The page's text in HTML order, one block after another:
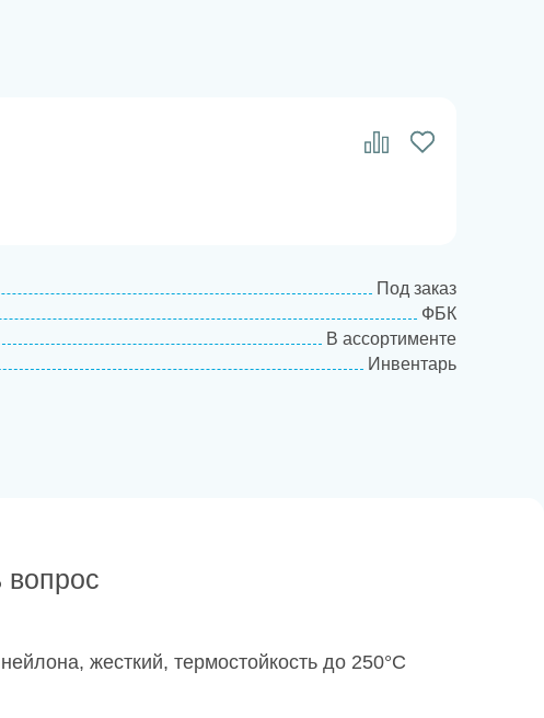
Под заказ
ФБК
В ассортименте
Инвентарь
вопрос
жесткий, термостойкость до 250°С